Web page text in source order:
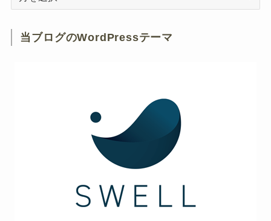
当ブログのWordPressテーマ